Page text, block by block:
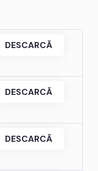
DESCARCĂ
DESCARCĂ
DESCARCĂ